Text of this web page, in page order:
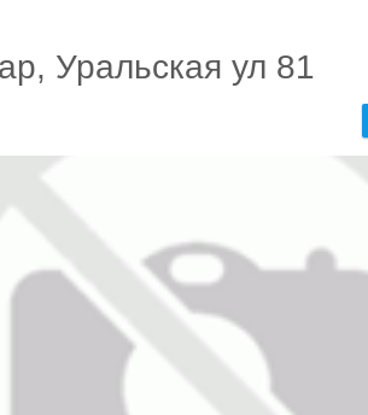
Уральская ул 81